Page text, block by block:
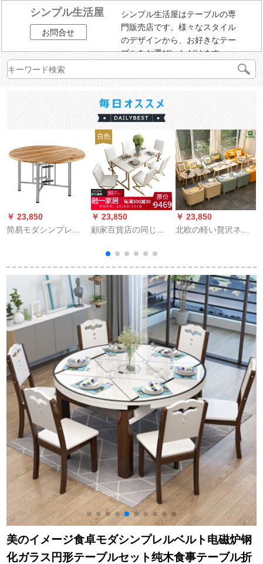
シンプル生活屋
お問合せ
シンプル生活屋はテーブルの専
門販売店です。様々なスタイル
のデザインから、お好きなテー
ブルをお選びいただけます。
￥ 23,850
简易モダシンプレル
テル10人テーブル折
りたみ食事テーブル
1.8メートルプラス
120センチ回転盘
（14-16人）
￥ 23,850
顧家百貨店の同じテ
ット港式後モダンレ
ストラン六人の白黒
焼きメッキテーブル
鋼化ガラス1.6メート
ルのテーブル＋6つの
椅子（白）
￥ 23,850
北欧の軽い贅沢ネッ
て席のソファーのデ
ザートのミルクを入
れたお茶の店のテー
ブルと椅子の組合せ
のレジャーシングル
スの2人のソファーの
1人で接待してソファ
ーの椅子のバーの
60*60*70四角形のお
茶の数の公式の標準
装備に面談します。
美のイメージ食卓モダシンプレルベルト电磁炉钢
化ガラス円形テーブルセット纯木食事テーブル折